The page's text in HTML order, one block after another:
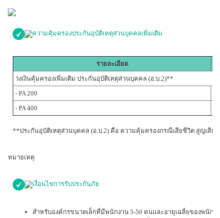
ความคุ้มครองประกันอุบัติเหตุส่วนบุคคลเพิ่มเติม
รายละเอียด
วงเงินคุ้มครองเพิ่มเติม ประกันอุบัติเหตุส่วนบุคคล (อ.บ.2)**
- PA 200
- PA 400
**ประกันอุบัติเหตุส่วนบุคคล (อ.บ.2) คือ ความคุ้มครองกรณีเสียชีวิต สูญเสีย
หมายเหตุ
เงื่อนไขการรับประกันภัย
สำหรับองค์กรขนาดเล็กที่มีพนักงาน 5-50 คนและอายุเฉลี่ยของพนักง